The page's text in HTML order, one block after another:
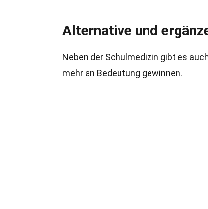
Alternative und
Neben der Schulmedizin gibt es
mehr an Bedeutung gewinnen.